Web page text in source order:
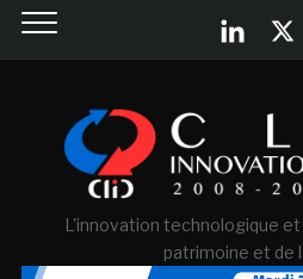
L'innovation technologique
patrimoine et de